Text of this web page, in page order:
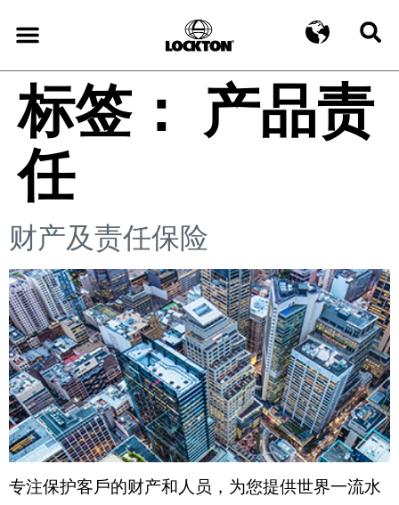
标签： 产品责
任
财产及责任保险
专注保护客戶的财产和人员，为您提供世界一流水